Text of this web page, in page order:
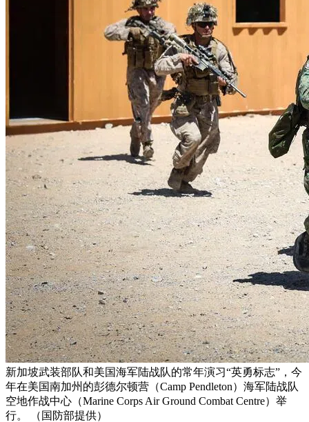
新加坡武装部队和美国海军陆战队的常年演习“英勇标志”，今
年在美国南加州的彭德尔顿营（Camp Pendleton）海军陆战队
空地作战中心（Marine Corps Air Ground Combat Centre）举
行。 （国防部提供）